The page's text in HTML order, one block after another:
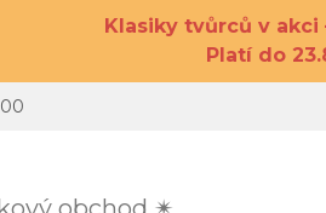
Klasiky tvůrců v akci
Platí do